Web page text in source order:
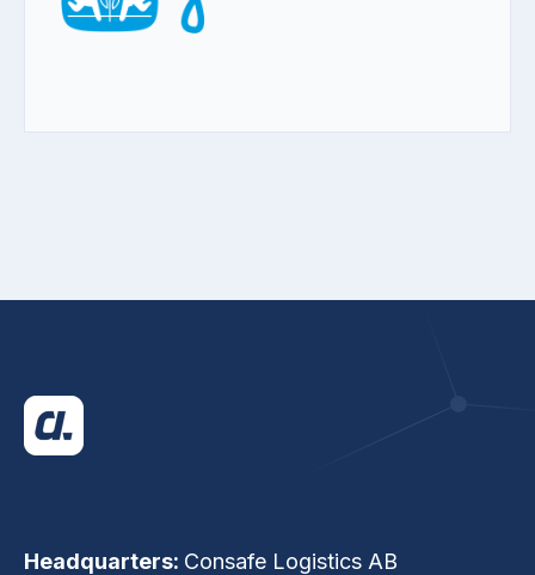
Headquarters: Consafe Logistics AB